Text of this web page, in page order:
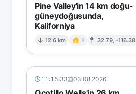
Pine Valley'in 14 km doğu-
güneydoğusunda,
Kaliforniya
12.6 km I 32.79, -116.38
11:15:33 03.08.2026